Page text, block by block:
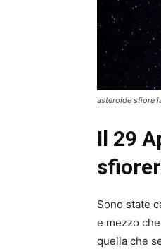
asteroide sfiore
Il 29
Sono state
e mezzo
quella che